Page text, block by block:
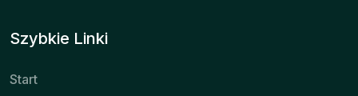
Szybkie Linki
Start